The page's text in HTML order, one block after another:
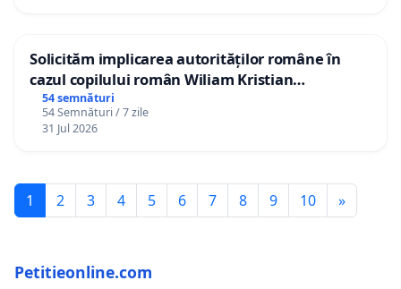
Solicităm implicarea autorităților române în
cazul copilului român Wiliam Kristian
Gheorghe, aflat în plasament în Danemarca de
12 ani
54 semnături
54 Semnături / 7 zile
31 Jul 2026
1 2 3 4 5 6 7 8 9 10 »
Petitieonline.com